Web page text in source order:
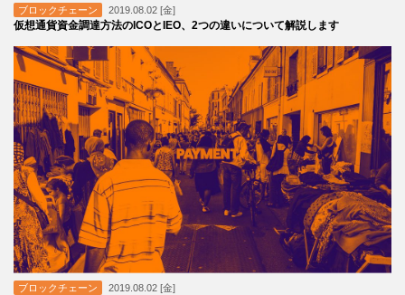
ブロックチェーン 2019.08.02 [金]
仮想通貨資金調達方法のICOとIEO、2つの違いについて解説します
ブロックチェーン 2019.08.02 [金]